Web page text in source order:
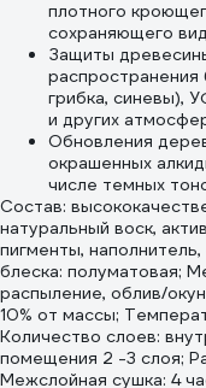
плотного
сохраняющего
Защиты
распространения
грибка, синевы),
и других
Обновления
окрашенных
числе темных
Состав:
натуральный воск,
пигменты,
блеска: полуматовая;
распыление, облив/
10% от массы;
Количество слоев:
помещения 2 -3 слоя;
Межслойная сушка: 4